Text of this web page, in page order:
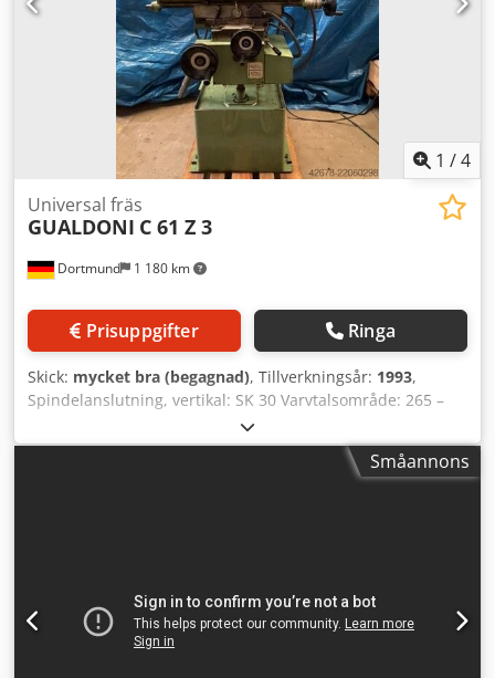
1 /4
Dortmund 1 180 km
Universal fräs
GUALDONI C 61 Z 3
Prisuppgifter Ringa
Skick: mycket bra (begagnad), Tillverkningsår: 1993,
Spindelanslutning, vertikal: SK 30 Varvtalsområde: 265 –
3000 varv/min Drivningseffekt: 1,5 / 2 hk
Spindelanslutning, horisontell: SK 30 Varvtalsområde: 50 –
1500 varv/min Drivningseffekt: 3 / 4,2 hk Bordets
Snabbmatning: ja Mått L x B x H: ca 1300 x 1200 x 2050 mm
Vikt: ca 900 kg Tillbehör / Särskilda egenskaper:
Chsdszbikmspfx Agqea • 3-axlig digitalindikator ELESTA
Småannons